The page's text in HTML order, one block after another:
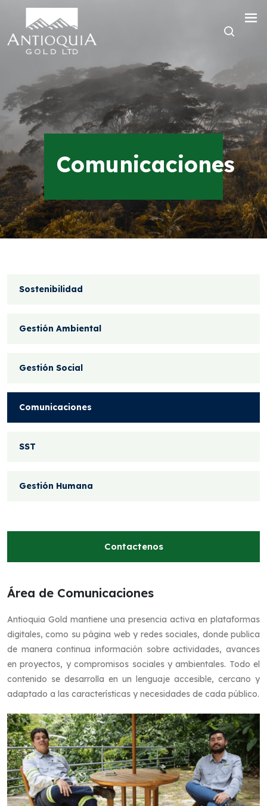
Comunicaciones
Sostenibilidad
Gestión Ambiental
Gestión Social
Comunicaciones
SST
Gestión Humana
Contactenos
Área de Comunicaciones
Antioquia Gold mantiene una presencia activa en plataformas
digitales, como su página web y redes sociales, donde publica
de manera continua información sobre actividades, avances
en proyectos, y compromisos sociales y ambientales. Todo el
contenido se desarrolla en un lenguaje accesible, cercano y
adaptado a las características y necesidades de cada público.